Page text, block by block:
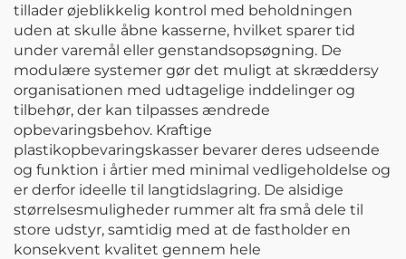
tillader øjeblikkelig kontrol med beholdningen
uden at skulle åbne kasserne, hvilket sparer tid
under varemål eller genstandsopsøgning. De
modulære systemer gør det muligt at skræddersy
organisationen med udtagelige inddelinger og
tilbehør, der kan tilpasses ændrede
opbevaringsbehov. Kraftige
plastikopbevaringskasser bevarer deres udseende
og funktion i årtier med minimal vedligeholdelse og
er derfor ideelle til langtidslagring. De alsidige
størrelsesmuligheder rummer alt fra små dele til
store udstyr, samtidig med at de fastholder en
konsekvent kvalitet gennem hele